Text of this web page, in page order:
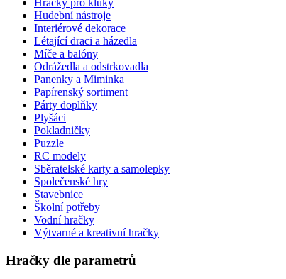
Hračky pro kluky
Hudební nástroje
Interiérové dekorace
Létající draci a házedla
Míče a balóny
Odrážedla a odstrkovadla
Panenky a Miminka
Papírenský sortiment
Párty doplňky
Plyšáci
Pokladničky
Puzzle
RC modely
Sběratelské karty a samolepky
Společenské hry
Stavebnice
Školní potřeby
Vodní hračky
Výtvarné a kreativní hračky
Hračky dle parametrů